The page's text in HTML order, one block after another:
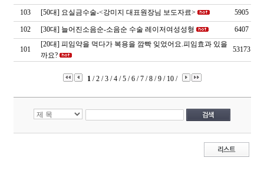
103 [50대] 요실금수술-<강미지 대표원장님 보도자료> 5905
102 [30대] 늘어진소음순-소음순 수술 레이저여성성형 6407
101
[20대] 피임약을 먹다가 복용을 깜빡 잊었어요.피임효과 있을
까요?
53173
1/2 /3 /4 /5 /6 /7 /8 /9 / 10 /